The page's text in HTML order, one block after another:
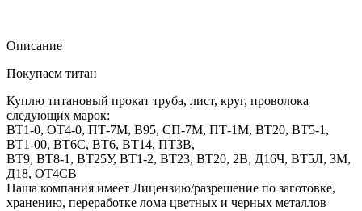
Описание
Покупаем титан
Куплю титановый прокат труба, лист, круг, проволока
следующих марок:
ВТ1-0, ОТ4-0, ПТ-7М, В95, СП-7М, ПТ-1М, ВТ20, ВТ5-1,
ВТ1-00, ВТ6С, ВТ6, ВТ14, ПТ3В,
ВТ9, ВТ8-1, ВТ25У, ВТ1-2, ВТ23, ВТ20, 2В, Д16Ч, ВТ5Л, 3М,
Д18, ОТ4СВ
Наша компания имеет Лицензию/разрешение по заготовке,
хранению, переработке лома цветных и черных металлов